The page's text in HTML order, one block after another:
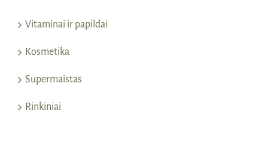
Vitaminai ir papildai
Kosmetika
Supermaistas
Rinkiniai